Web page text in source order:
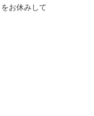
お休みして